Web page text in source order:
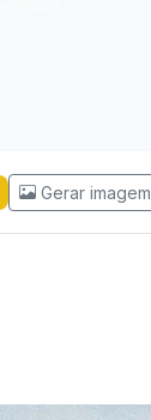
Gerar imagem